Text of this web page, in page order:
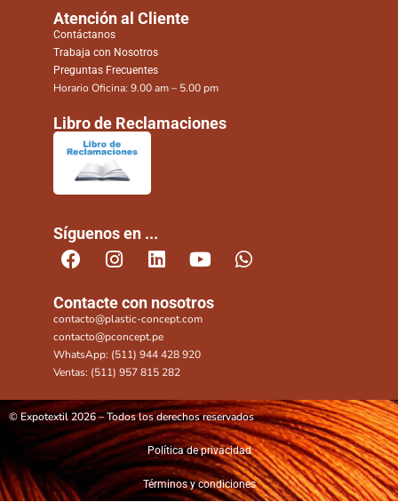
Atención al Cliente
Contáctanos
Trabaja con Nosotros
Preguntas Frecuentes
Horario Oficina: 9.00 am – 5.00 pm
Libro de Reclamaciones
Síguenos en ...
Contacte con nosotros
contacto@plastic-concept.com
contacto@pconcept.pe
WhatsApp: (511) 944 428 920
Ventas: (511) 957 815 282
© Expotextil 2026 – Todos los derechos reservados
Política de privacidad
Términos y condiciones